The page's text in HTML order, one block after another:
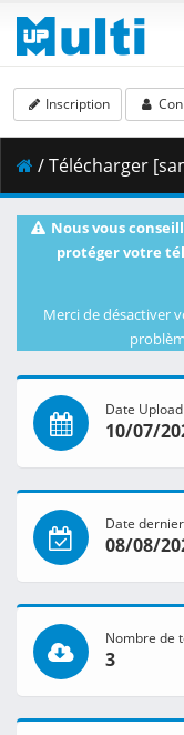
Inscription
/ Télécharger [sam] Paripi Koumei -
Nous vous
protéger votre
Merci de désactiver
Date Upload
10/07/
Date
08/08/
Nombre de
3